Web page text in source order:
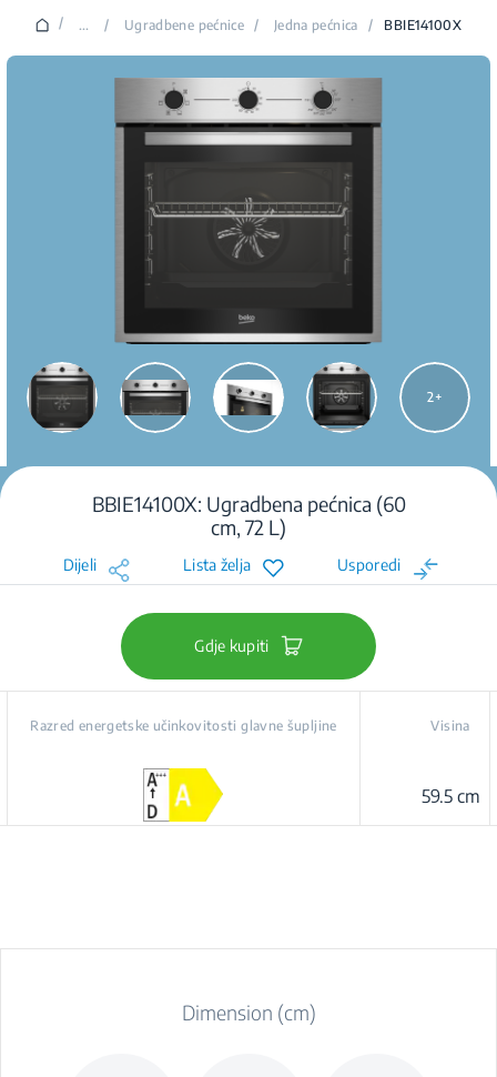
/ ... / Ugradbene pećnice / Jedna pećnica / BBIE14100X
2
BBIE14100X: Ugradbena pećnica (60
cm, 72 L)
Dijeli Lista želja Usporedi
Gdje kupiti
Razred energetske učinkovitosti glavne šupljine Visina
59.5 cm
Dimension (cm)